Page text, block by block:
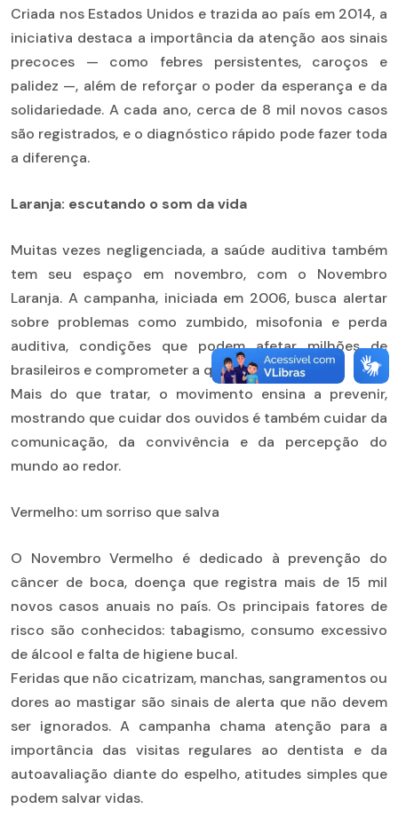
Criada nos Estados Unidos e trazida ao país em 2014, a
iniciativa destaca a importância da atenção aos sinais
precoces — como febres persistentes, caroços e
palidez —, além de reforçar o poder da esperança e da
solidariedade. A cada ano, cerca de 8 mil novos casos
são registrados, e o diagnóstico rápido pode fazer toda
a diferença.
Laranja: escutando o som da vida
Muitas vezes negligenciada, a saúde auditiva também
tem seu espaço em novembro, com o Novembro
Laranja. A campanha, iniciada em 2006, busca alertar
sobre problemas como zumbido, misofonia e perda
auditiva, condições que podem afetar milhões de
brasileiros e comprometer a qualidade de vida.
Mais do que tratar, o movimento ensina a prevenir,
mostrando que cuidar dos ouvidos é também cuidar da
comunicação, da convivência e da percepção do
mundo ao redor.
Vermelho: um sorriso que salva
O Novembro Vermelho é dedicado à prevenção do
câncer de boca, doença que registra mais de 15 mil
novos casos anuais no país. Os principais fatores de
risco são conhecidos: tabagismo, consumo excessivo
de álcool e falta de higiene bucal.
Feridas que não cicatrizam, manchas, sangramentos ou
dores ao mastigar são sinais de alerta que não devem
ser ignorados. A campanha chama atenção para a
importância das visitas regulares ao dentista e da
autoavaliação diante do espelho, atitudes simples que
podem salvar vidas.